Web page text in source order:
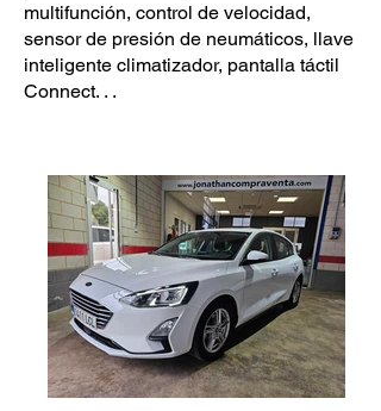
multifunción, control de velocidad,
sensor de presión de neumáticos, llave
inteligente climatizador, pantalla táctil
Connect. . .